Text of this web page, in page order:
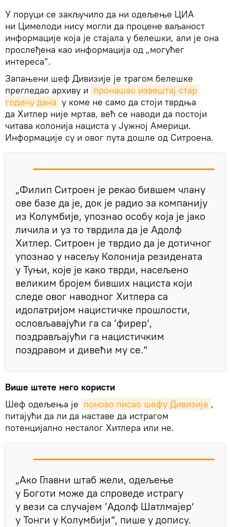
У поруци се закључило да ни одељење ЦИА
ни Цимелоди нису могли да процене ваљаност
информације која је стајала у белешки, али је она
прослеђена као информација од „могућег
интереса“.
Запањени шеф Дивизије је трагом белешке
прегледао архиву и пронашао извештај стар
годину дана у коме не само да стоји тврдња
да Хитлер није мртав, већ се наводи да постоји
читава колонија нациста у Јужној Америци.
Информације су и овог пута дошле од Ситроена.
„Филип Ситроен је рекао бившем члану
ове базе да је, док је радио за компанију
из Колумбије, упознао особу која је јако
личила и уз то тврдила да је Адолф
Хитлер. Ситроен је тврдио да је дотичног
упознао у насељу Колонија резидената
у Туњи, које је како тврди, насељено
великим бројем бивших нациста који
следе овог наводног Хитлера са
идолатријом нацистичке прошлости,
ословљавајући га са ’фирер‘,
поздрављајући га нацистичким
поздравом и дивећи му се.“
Више штете него користи
Шеф одељења је поново писао шефу Дивизије ,
питајући да ли да наставе да истрагом
потенцијално несталог Хитлера или не.
„Ако Главни штаб жели, одељење
у Боготи може да спроведе истрагу
у вези са случајем ’Адолф Шатлмајер‘
у Тонги у Колумбији“, пише у допису.